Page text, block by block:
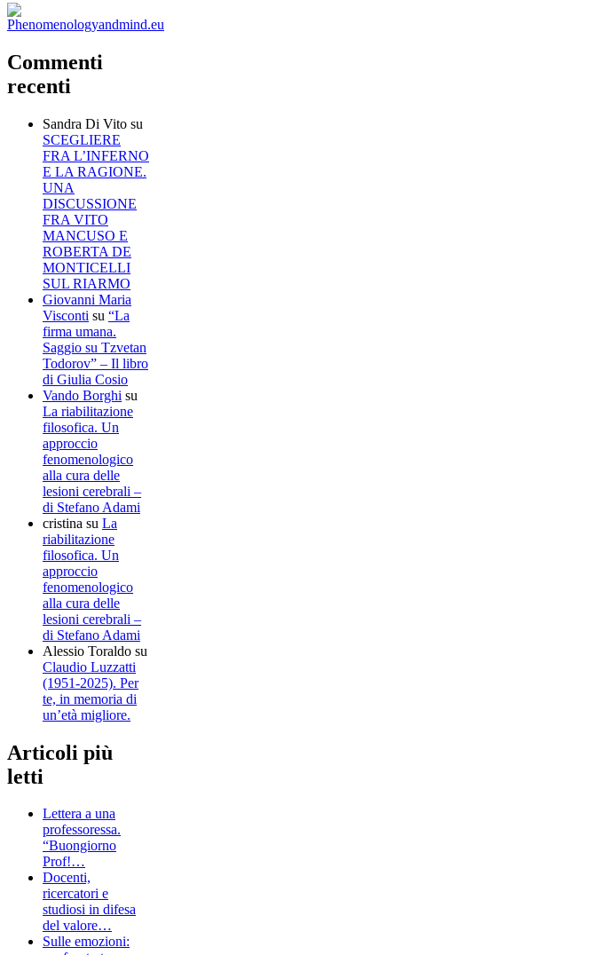
Commenti
recenti
Sandra Di Vito su
SCEGLIERE
FRA L’INFERNO
E LA RAGIONE.
UNA
DISCUSSIONE
FRA VITO
MANCUSO E
ROBERTA DE
MONTICELLI
SUL RIARMO
Giovanni Maria
Visconti su “La
firma umana.
Saggio su Tzvetan
Todorov” – Il libro
di Giulia Cosio
Vando Borghi su
La riabilitazione
filosofica. Un
approccio
fenomenologico
alla cura delle
lesioni cerebrali –
di Stefano Adami
cristina su La
riabilitazione
filosofica. Un
approccio
fenomenologico
alla cura delle
lesioni cerebrali –
di Stefano Adami
Alessio Toraldo su
Claudio Luzzatti
(1951-2025). Per
te, in memoria di
un’età migliore.
Articoli più
letti
Lettera a una
professoressa.
“Buongiorno
Prof!…
Docenti,
ricercatori e
studiosi in difesa
del valore…
Sulle emozioni: